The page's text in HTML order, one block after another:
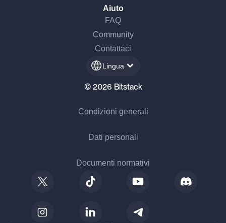
Aiuto
FAQ
Community
Contattaci
Lingua
© 2026 Bitstack
Condizioni generali
Dati personali
Documenti normativi